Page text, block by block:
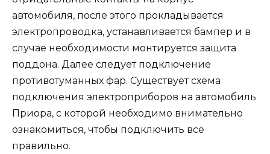
автомобиля, после этого прокладывается
электропроводка, устанавливается бампер и в
случае необходимости монтируется защита
поддона. Далее следует подключение
противотуманных фар. Существует схема
подключения электроприборов на автомобиль
Приора, с которой необходимо внимательно
ознакомиться, чтобы подключить все
правильно.